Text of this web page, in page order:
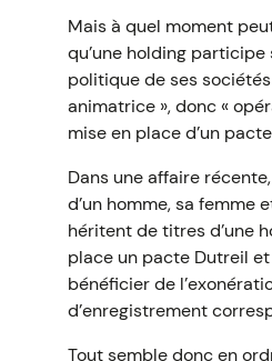
Mais à quel moment
qu’une holding
politique de ses
animatrice », donc «
mise en place d’un
Dans une affaire
d’un homme, sa femme
héritent de titres d’une
place un pacte Dutreil
bénéficier de
d’enregistrement
Tout semble donc en